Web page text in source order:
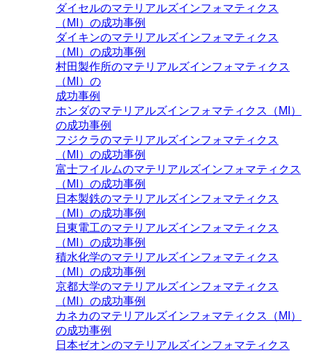
ダイセルのマテリアルズインフォマティクス
（MI）の成功事例
ダイキンのマテリアルズインフォマティクス
（MI）の成功事例
村田製作所のマテリアルズインフォマティクス
（MI）の
成功事例
ホンダのマテリアルズインフォマティクス（MI）
の成功事例
フジクラのマテリアルズインフォマティクス
（MI）の成功事例
富士フイルムのマテリアルズインフォマティクス
（MI）の成功事例
日本製鉄のマテリアルズインフォマティクス
（MI）の成功事例
日東電工のマテリアルズインフォマティクス
（MI）の成功事例
積水化学のマテリアルズインフォマティクス
（MI）の成功事例
京都大学のマテリアルズインフォマティクス
（MI）の成功事例
カネカのマテリアルズインフォマティクス（MI）
の成功事例
日本ゼオンのマテリアルズインフォマティクス